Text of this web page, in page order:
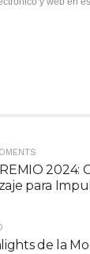
2024:
para
de la